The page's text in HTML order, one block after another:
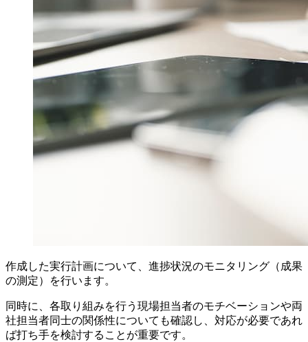
作成した実行計画について、進捗状況のモニタリング（成果
の測定）を行います。
同時に、各取り組みを行う現場担当者のモチベーションや両
社担当者同士の関係性についても確認し、対応が必要であれ
ば打ち手を検討することが重要です。